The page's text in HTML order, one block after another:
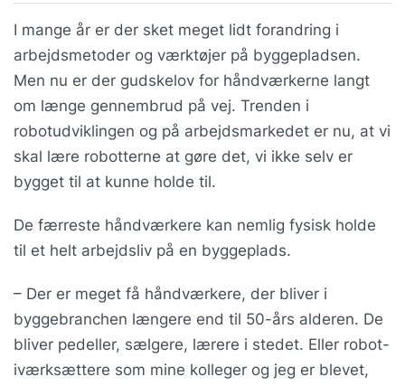
I mange år er der sket meget lidt forandring i
arbejdsmetoder og værktøjer på byggepladsen.
Men nu er der gudskelov for håndværkerne langt
om længe gennembrud på vej. Trenden i
robotudviklingen og på arbejdsmarkedet er nu, at vi
skal lære robotterne at gøre det, vi ikke selv er
bygget til at kunne holde til.
De færreste håndværkere kan nemlig fysisk holde
til et helt arbejdsliv på en byggeplads.
– Der er meget få håndværkere, der bliver i
byggebranchen længere end til 50-års alderen. De
bliver pedeller, sælgere, lærere i stedet. Eller robot-
iværksættere som mine kolleger og jeg er blevet,